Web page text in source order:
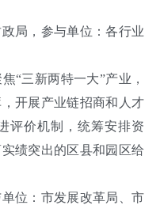
局，参与单位：各行业
“三新两特一大”产业，
开展产业链招商和人才
评价机制，统筹安排资
绩突出的区县和园区给
位：市发展改革局、市